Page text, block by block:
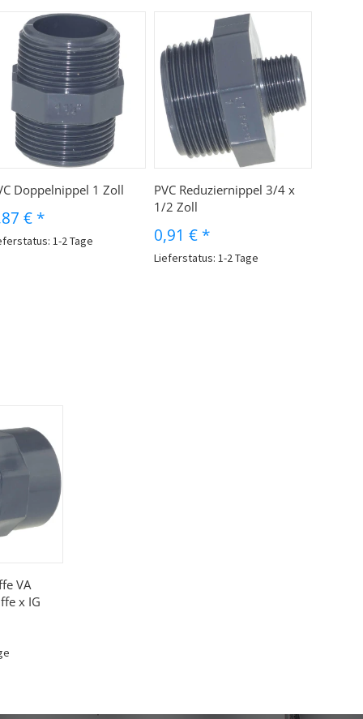
Doppelnippel 1 Zoll
€ *
1-2 Tage
PVC Reduziernippel 3/4 x
1/2 Zoll
0,91 € *
Lieferstatus: 1-2 Tage
VA
x IG